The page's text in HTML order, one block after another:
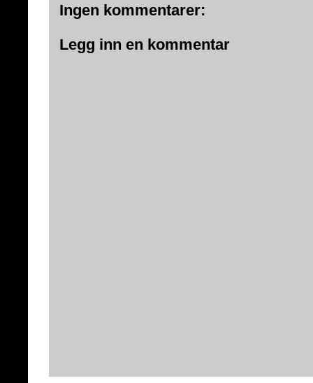
Ingen kommentarer:
Legg inn en kommentar